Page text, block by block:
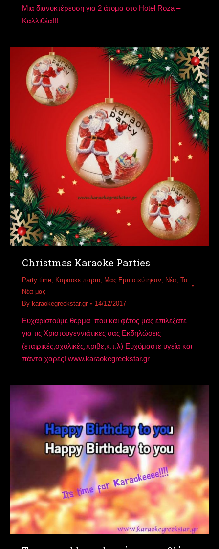
Μια διανυκτέρευση για 2 άτομα στο Hotel Roza –
Καλλιθέα!!!
Christmas Karaoke Parties
Party time, Καραοκε παρτυ, Μας Εμπιστεύτηκαν, Νέα, Τα
Νέα μας
By karaokegreekstar.gr 14/12/2017
Ευχαριστούμε θερμά που και φέτος μας επιλέξατε
για τις Χριστουγεννιάτικες σας Εκδηλώσεις
(εταιρικές,σχολικές,πριβε,κ.τ.λ) Ευχόμαστε υγεία και
πάντα χαρές! www.karaokegreekstar.gr